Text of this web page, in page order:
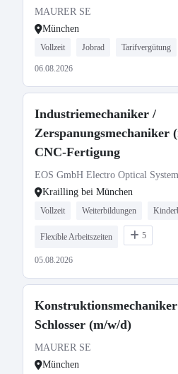
MAURER SE
München
Vollzeit Jobrad Tarifvergütung
06.08.2026
Industriemechaniker /
Zerspanungsmechaniker
CNC-Fertigung
EOS GmbH Electro Optical
Krailling bei München
Vollzeit Weiterbildungen
Flexible Arbeitszeiten 5
05.08.2026
Schlosser (m/w/d)
MAURER SE
München